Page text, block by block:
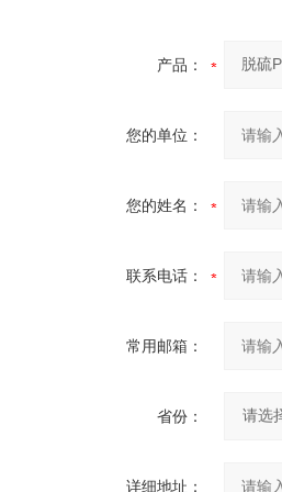
产品：
您的单位：
您的姓名：
联系电话：
常用邮箱：
省份：
详细地址：